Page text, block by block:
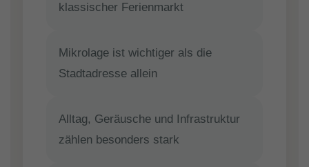
klassischer Ferienmarkt
Mikrolage ist wichtiger als die
Stadtadresse allein
Alltag, Geräusche und Infrastruktur
zählen besonders stark